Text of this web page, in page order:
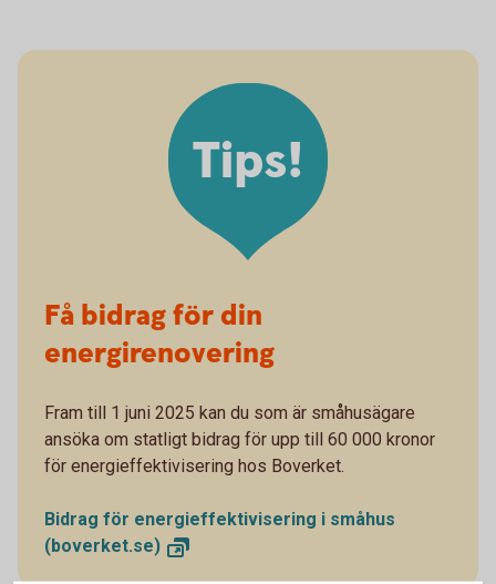
Få bidrag för din
energirenovering
Fram till 1 juni 2025 kan du som är småhusägare
ansöka om statligt bidrag för upp till 60 000 kronor
för energieffektivisering hos Boverket.
Bidrag för energieffektivisering i småhus
(boverket.se)
Tips!